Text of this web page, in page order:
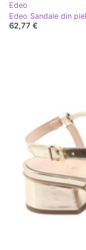
Edeo
Edeo Sandale din
62,77 €